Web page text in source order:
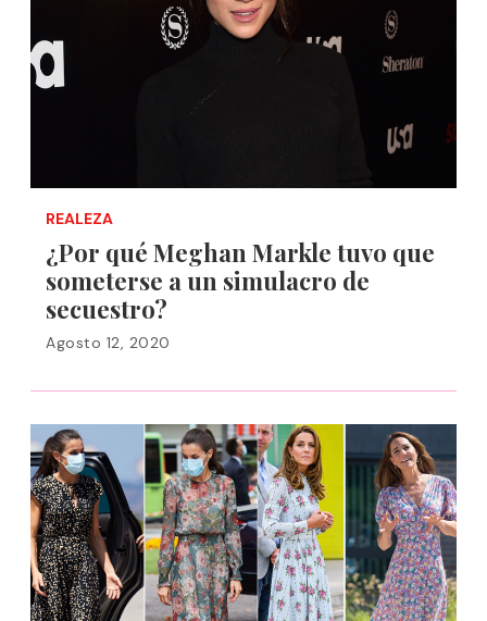
REALEZA
¿Por qué Meghan Markle tuvo que
someterse a un simulacro de
secuestro?
Agosto 12, 2020